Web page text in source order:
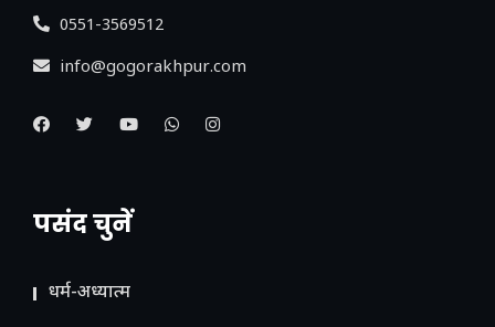
0551-3569512
info@gogorakhpur.com
पसंद चुनें
धर्म-अध्यात्म